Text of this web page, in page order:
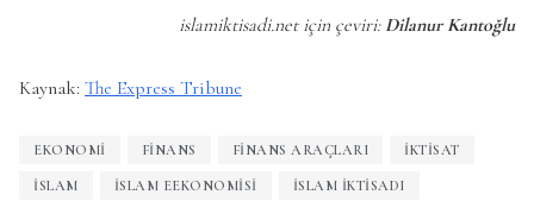
islamiktisadi.net için çeviri: Dilanur Kantoğlu
Kaynak: The Express Tribune
EKONOMI FINANS FINANS ARAÇLARI İKTISAT
İSLAM ISLAM EEKONOMISI ISLAM IKTISADI